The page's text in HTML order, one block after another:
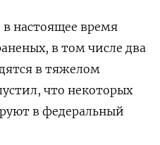
настоящее время
в том числе два
в тяжелом
что некоторых
в федеральный